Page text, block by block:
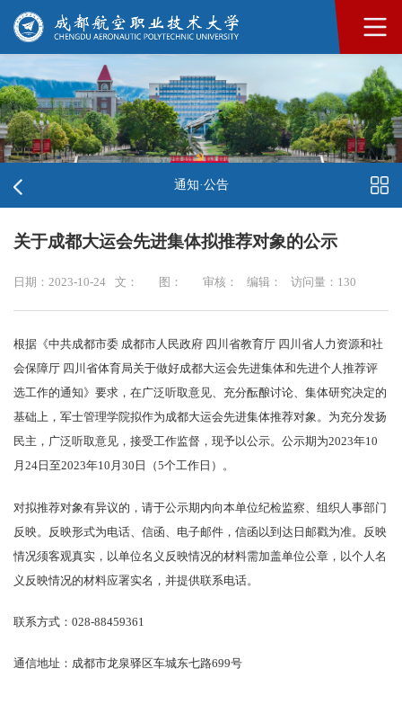
通知·公告
关于成都大运会先进集体拟推荐对象的公示
日期：2023-10-24 文： 图： 审核： 编辑： 访问量： 130
根据《中共成都市委 成都市人民政府 四川省教育厅 四川省人力资源和社
会保障厅 四川省体育局关于做好成都大运会先进集体和先进个人推荐评
选工作的通知》要求，在广泛听取意见、充分酝酿讨论、集体研究决定的
基础上，军士管理学院拟作为成都大运会先进集体推荐对象。为充分发扬
民主，广泛听取意见，接受工作监督，现予以公示。公示期为2023年10
月24日至2023年10月30日（5个工作日）。
对拟推荐对象有异议的，请于公示期内向本单位纪检监察、组织人事部门
反映。反映形式为电话、信函、电子邮件，信函以到达日邮戳为准。反映
情况须客观真实，以单位名义反映情况的材料需加盖单位公章，以个人名
义反映情况的材料应署实名，并提供联系电话。
联系方式：028-88459361
通信地址：成都市龙泉驿区车城东七路699号